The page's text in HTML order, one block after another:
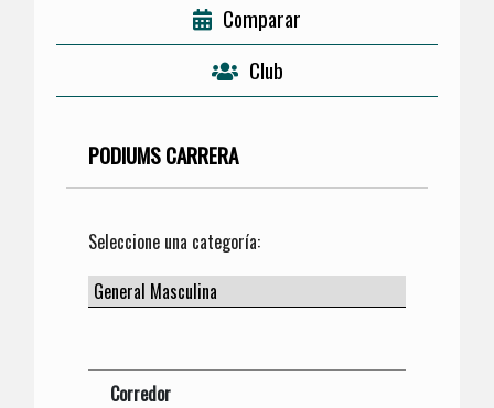
Comparar
Club
PODIUMS CARRERA
Seleccione una categoría:
Corredor